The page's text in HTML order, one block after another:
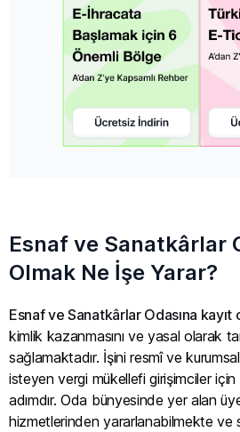
Esnaf ve Sanatkârlar
Olmak Ne İşe Yarar?
Esnaf ve Sanatkârlar Odasına kayıt
kimlik kazanmasını ve yasal olarak
sağlamaktadır. İşini resmî ve
isteyen vergi mükellefi girişimciler
adımdır. Oda bünyesinde yer alan
hizmetlerinden yararlanabilmekte ve